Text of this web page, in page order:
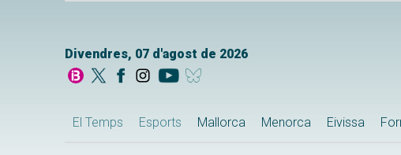
Divendres, 07 d'agost de 2026
El Temps Esports Mallorca Menorca Eivissa